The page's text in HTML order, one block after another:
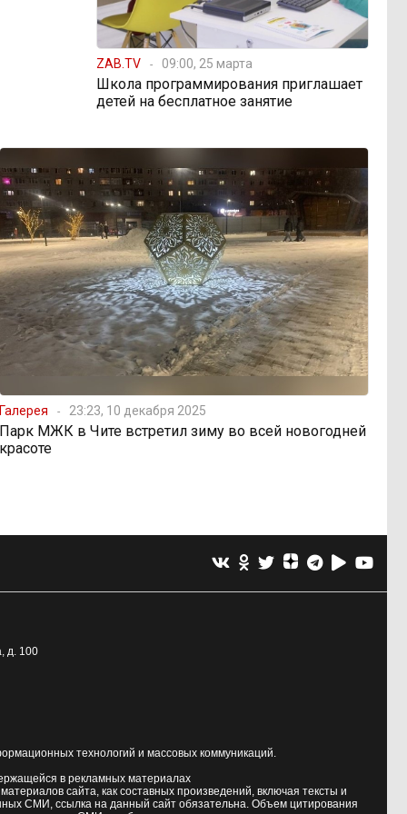
ZAB.TV 09:00, 25 марта
Школа программирования приглашает
детей на бесплатное занятие
Галерея 23:23, 10 декабря 2025
Парк МЖК в Чите встретил зиму во всей новогодней
красоте
д. 100
технологий и массовых коммуникаций.
в рекламных материалах
сайта, как составных произведений, включая тексты и
СМИ, ссылка на данный сайт обязательна. Объем цитирования